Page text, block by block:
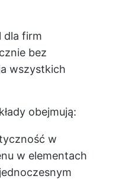
dla firm
bez
wszystkich
obejmują:
w
w elementach